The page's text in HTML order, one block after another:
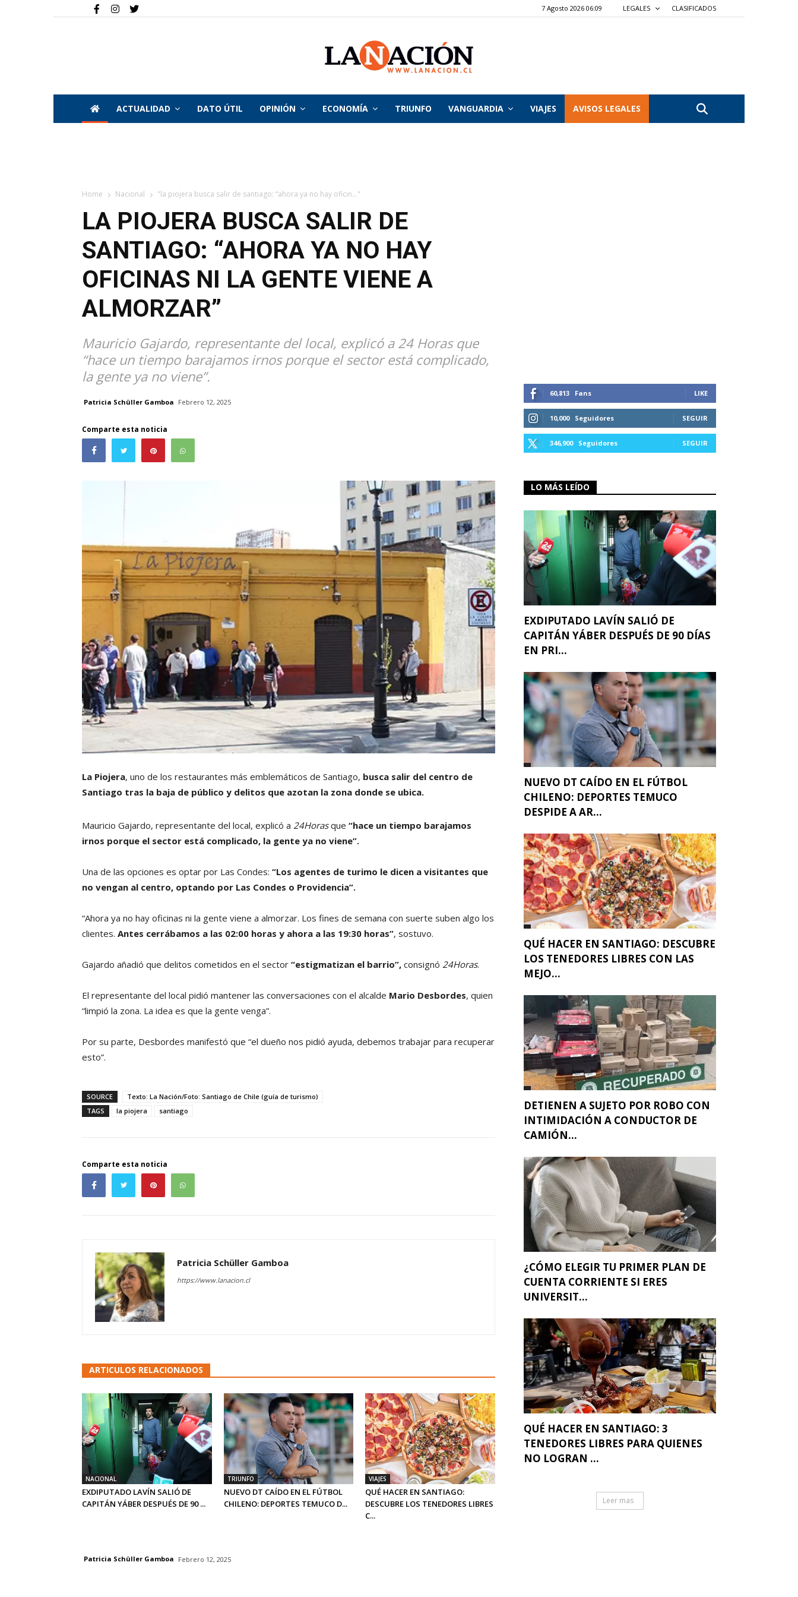
7 Agosto 2026 06:09 LEGALES CLASIFICADOS
La
ACTUALIDAD DATO ÚTIL OPINIÓN ECONOMÍA TRIUNFO VANGUARDIA VIAJES AVISOS LEGALES
Home Nacional "la piojera busca salir de santiago: “ahora ya no hay oficin..."
LA PIOJERA BUSCA SALIR DE
SANTIAGO: “AHORA YA NO HAY
OFICINAS NI LA GENTE VIENE A
ALMORZAR”
Mauricio Gajardo, representante del local, explicó a 24 Horas que
“hace un tiempo barajamos irnos porque el sector está complicado,
la gente ya no viene”.
Patricia Schüller Gamboa Febrero 12, 2025
Comparte esta noticia
La Piojera, uno de los restaurantes más emblemáticos de Santiago, busca salir del centro de
Santiago tras la baja de público y delitos que azotan la zona donde se ubica.
Mauricio Gajardo, representante del local, explicó a 24Horasque “hace un tiempo barajamos
irnos porque el sector está complicado, la gente ya no viene”.
Una de las opciones es optar por Las Condes: “Los agentes de turimo le dicen a visitantes que
no vengan al centro, optando por Las Condes o Providencia”.
“Ahora ya no hay oficinas ni la gente viene a almorzar. Los fines de semana con suerte suben algo los
clientes. Antes cerrábamos a las 02:00 horas y ahora a las 19:30 horas”, sostuvo.
Gajardo añadió que delitos cometidos en el sector “estigmatizan el barrio”, consignó 24Horas.
El representante del local pidió mantener las conversaciones con el alcalde Mario Desbordes, quien
“limpió la zona. La idea es que la gente venga”.
Por su parte, Desbordes manifestó que “el dueño nos pidió ayuda, debemos trabajar para recuperar
esto”.
SOURCE
Texto: La Nación/Foto: Santiago de Chile (guía de turismo)
TAGS
la piojera santiago
Comparte esta noticia
Patricia Schüller Gamboa
https://www.lanacion.cl
ARTICULOS RELACIONADOS
NACIONAL
EXDIPUTADO LAVÍN SALIÓ DE
CAPITÁN YÁBER DESPUÉS DE 90 ...
TRIUNFO
NUEVO DT CAÍDO EN EL FÚTBOL
CHILENO: DEPORTES TEMUCO D...
VIAJES
QUÉ HACER EN SANTIAGO:
DESCUBRE LOS TENEDORES LIBRES
C...
60,813 Fans LIKE
10,000 Seguidores SEGUIR
346,900 Seguidores SEGUIR
LO MÁS LEÍDO
EXDIPUTADO LAVÍN SALIÓ DE
CAPITÁN YÁBER DESPUÉS DE 90 DÍAS
EN PRI...
NUEVO DT CAÍDO EN EL FÚTBOL
CHILENO: DEPORTES TEMUCO
DESPIDE A AR...
QUÉ HACER EN SANTIAGO: DESCUBRE
LOS TENEDORES LIBRES CON LAS
MEJO...
DETIENEN A SUJETO POR ROBO CON
INTIMIDACIÓN A CONDUCTOR DE
CAMIÓN...
¿CÓMO ELEGIR TU PRIMER PLAN DE
CUENTA CORRIENTE SI ERES
UNIVERSIT...
QUÉ HACER EN SANTIAGO: 3
TENEDORES LIBRES PARA QUIENES
NO LOGRAN ...
Leer mas
Patricia Schüller Gamboa Febrero 12, 2025